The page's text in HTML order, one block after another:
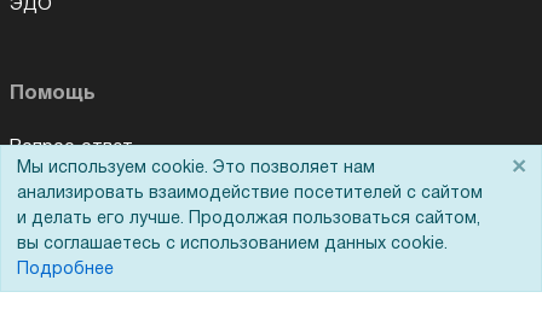
ЭДО
Помощь
Вопрос-ответ
Реквизиты
Гарантии и возврат
Сервисный центр
Мы используем cookie. Это позволяет нам
анализировать взаимодействие посетителей с сайтом
и делать его лучше. Продолжая пользоваться сайтом,
вы соглашаетесь с использованием данных cookie.
Подробнее
×